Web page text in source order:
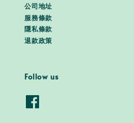
公司地址
服務條款
隱私條款
退款政策
Follow us